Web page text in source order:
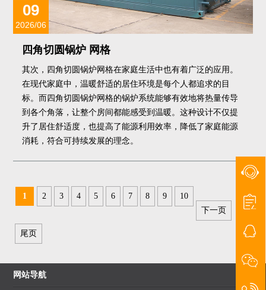
09
2026/06
四角切圆锅炉 网格
其次，四角切圆锅炉网格在家庭生活中也有着广泛的应用。
在现代家庭中，温暖舒适的居住环境是每个人都追求的目
标。而四角切圆锅炉网格的锅炉系统能够有效地将热量传导
到各个角落，让整个房间都能感受到温暖。这种设计不仅提
升了居住舒适度，也提高了能源利用效率，降低了家庭能源
消耗，符合可持续发展的理念。
1 2 3 4 5 6 7 8 9
10
下一页
尾页
网站导航